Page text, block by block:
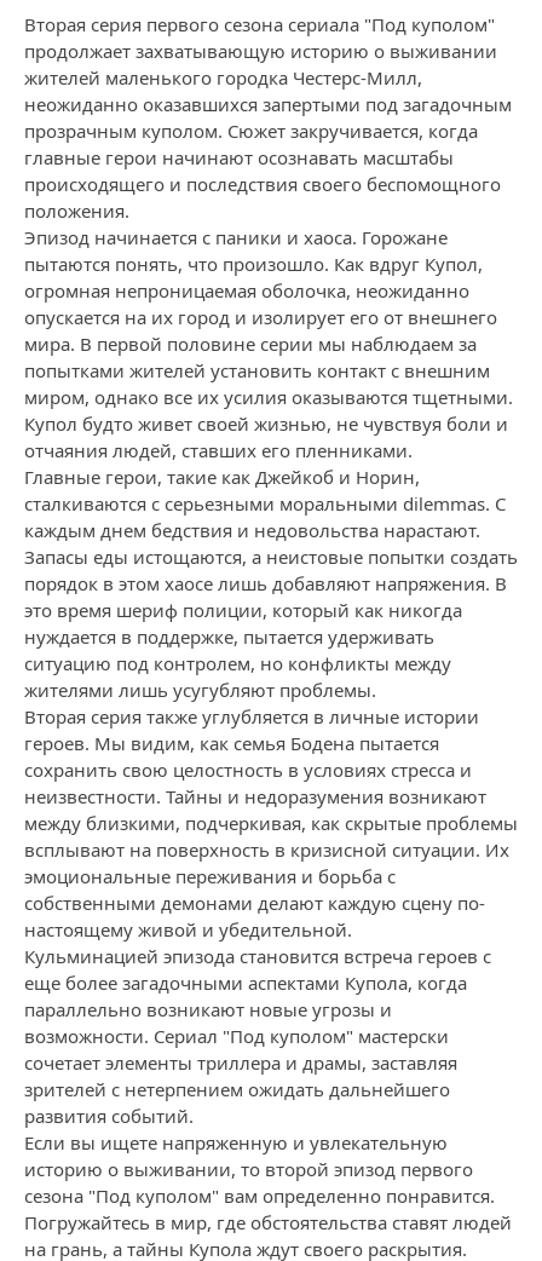
Вторая серия первого сезона сериала "Под куполом"
продолжает захватывающую историю о выживании
жителей маленького городка Честерс-Милл,
неожиданно оказавшихся запертыми под загадочным
прозрачным куполом. Сюжет закручивается, когда
главные герои начинают осознавать масштабы
происходящего и последствия своего беспомощного
положения.
Эпизод начинается с паники и хаоса. Горожане
пытаются понять, что произошло. Как вдруг Купол,
огромная непроницаемая оболочка, неожиданно
опускается на их город и изолирует его от внешнего
мира. В первой половине серии мы наблюдаем за
попытками жителей установить контакт с внешним
миром, однако все их усилия оказываются тщетными.
Купол будто живет своей жизнью, не чувствуя боли и
отчаяния людей, ставших его пленниками.
Главные герои, такие как Джейкоб и Норин,
сталкиваются с серьезными моральными dilemmas. С
каждым днем бедствия и недовольства нарастают.
Запасы еды истощаются, а неистовые попытки создать
порядок в этом хаосе лишь добавляют напряжения. В
это время шериф полиции, который как никогда
нуждается в поддержке, пытается удерживать
ситуацию под контролем, но конфликты между
жителями лишь усугубляют проблемы.
Вторая серия также углубляется в личные истории
героев. Мы видим, как семья Бодена пытается
сохранить свою целостность в условиях стресса и
неизвестности. Тайны и недоразумения возникают
между близкими, подчеркивая, как скрытые проблемы
всплывают на поверхность в кризисной ситуации. Их
эмоциональные переживания и борьба с
собственными демонами делают каждую сцену по-
настоящему живой и убедительной.
Кульминацией эпизода становится встреча героев с
еще более загадочными аспектами Купола, когда
параллельно возникают новые угрозы и
возможности. Сериал "Под куполом" мастерски
сочетает элементы триллера и драмы, заставляя
зрителей с нетерпением ожидать дальнейшего
развития событий.
Если вы ищете напряженную и увлекательную
историю о выживании, то второй эпизод первого
сезона "Под куполом" вам определенно понравится.
Погружайтесь в мир, где обстоятельства ставят людей
на грань, а тайны Купола ждут своего раскрытия.